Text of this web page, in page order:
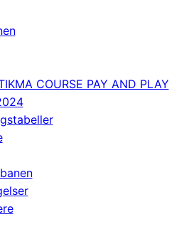
COURSE PAY AND PLAY